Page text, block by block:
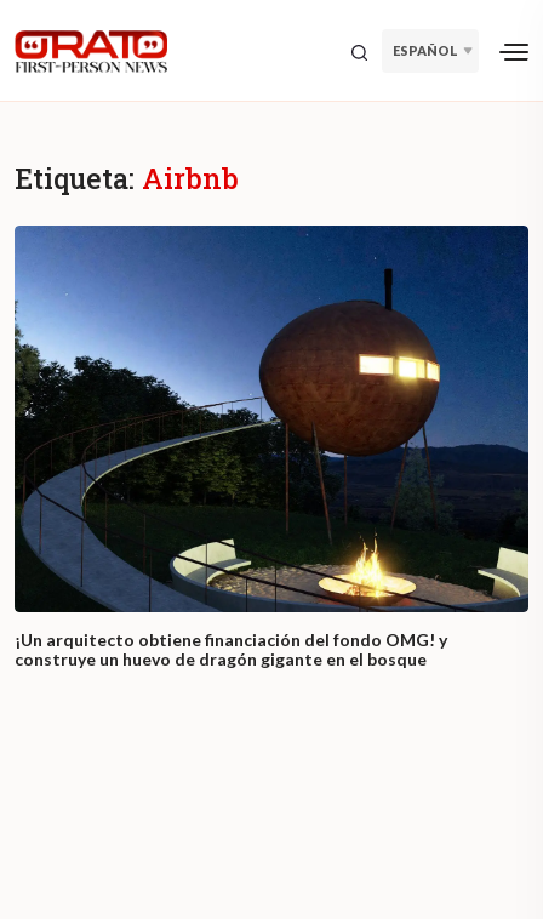
ESPAÑOL
Etiqueta: Airbnb
¡Un arquitecto obtiene financiación del fondo OMG! y
construye un huevo de dragón gigante en el bosque